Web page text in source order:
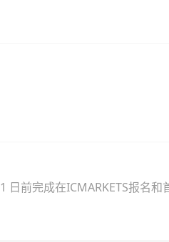
前完成在ICMARKETS报名和